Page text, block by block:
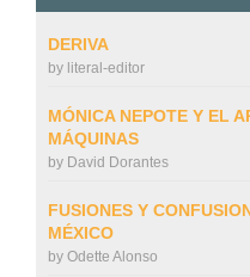
DERIVA
by literal-editor
MÓNICA NEPOTE Y EL
MÁQUINAS
by David Dorantes
FUSIONES Y
MÉXICO
by Odette Alonso